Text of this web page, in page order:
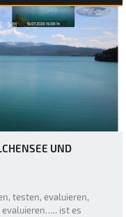
UND
testen, evaluieren,
ist es